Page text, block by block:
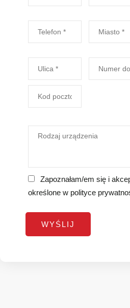
Zapoznałam/em się i
określone w polityce